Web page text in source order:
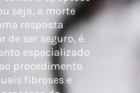
seja, a morte
resposta
de ser seguro, é
especializado
procedimento
fibroses e